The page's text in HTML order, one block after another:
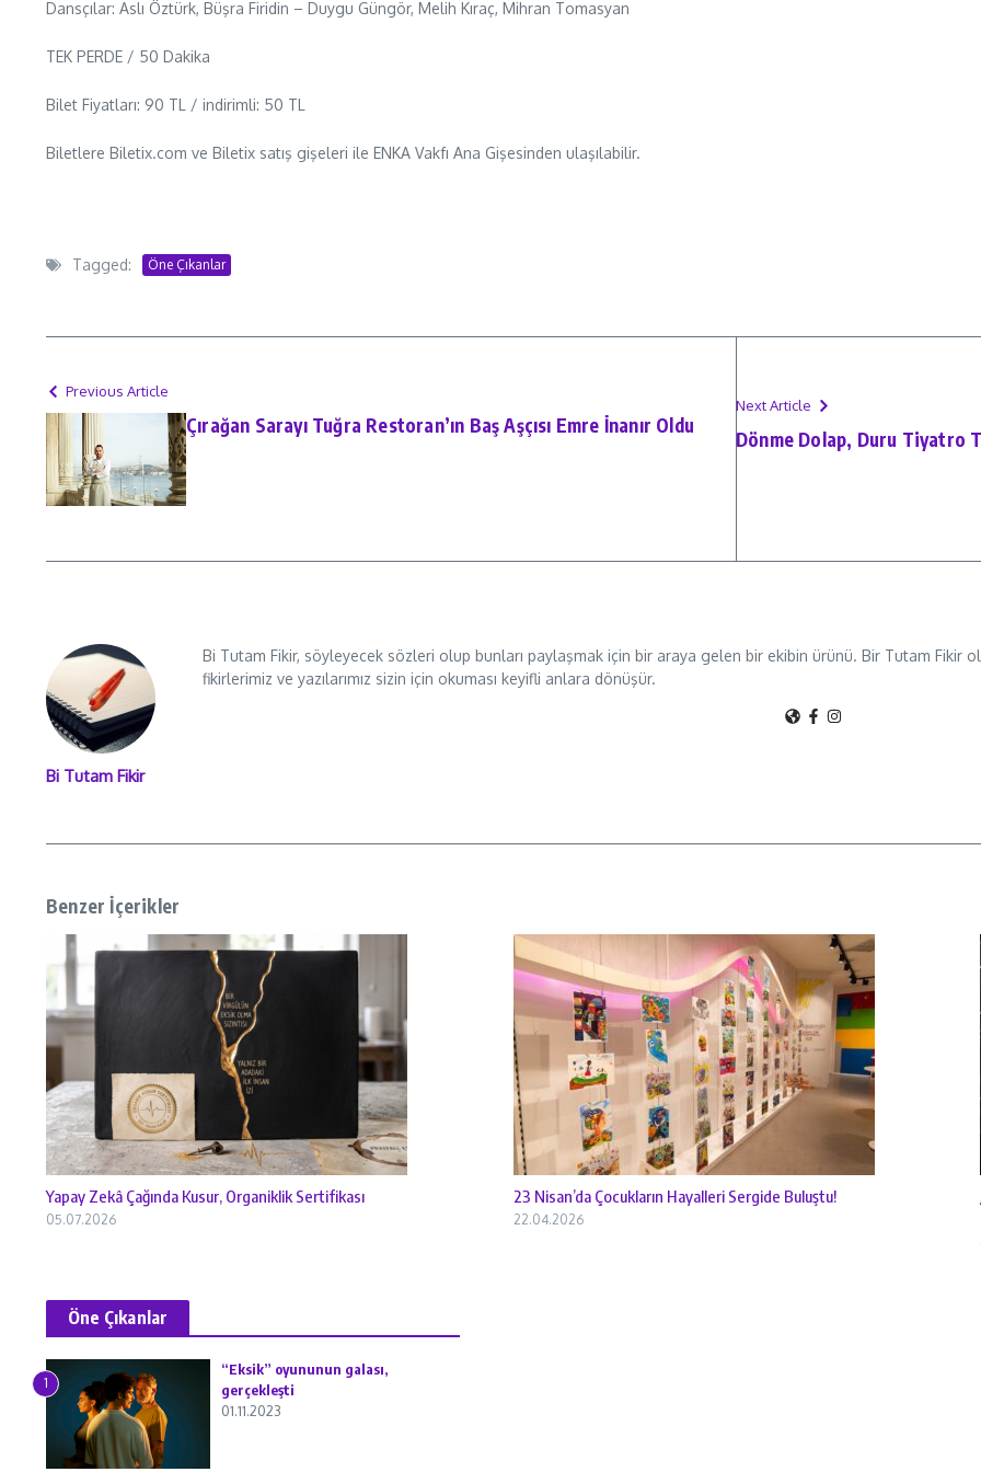
Dansçılar: Aslı Öztürk, Büşra Firidin – Duygu Güngör, Melih Kıraç, Mihran Tomasyan
TEK PERDE / 50 Dakika
Bilet Fiyatları: 90 TL / indirimli: 50 TL
Biletlere Biletix.com ve Biletix satış gişeleri ile ENKA Vakfı Ana Gişesinden ulaşılabilir.
Tagged: Öne Çıkanlar
Previous Article
Çırağan Sarayı Tuğra Restoran’ın Baş Aşçısı Emre İnanır Oldu
Next Article
Dönme Dolap, Duru Tiyatro
Bi Tutam Fikir
Bi Tutam Fikir, söyleyecek sözleri olup bunları paylaşmak için bir araya gelen bir ekibin ürünü. Bir Tutam Fikir
fikirlerimiz ve yazılarımız sizin için okuması keyifli anlara dönüşür.
Benzer İçerikler
Yapay Zekâ Çağında Kusur, Organiklik Sertifikası
05.07.2026
23 Nisan’da Çocukların Hayalleri Sergide Buluştu!
22.04.2026
Öne Çıkanlar
1
“Eksik” oyununun galası,
gerçekleşti
01.11.2023